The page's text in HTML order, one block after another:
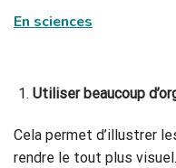
En sciences
Utiliser beaucoup
Cela permet d’illustrer
rendre le tout plus